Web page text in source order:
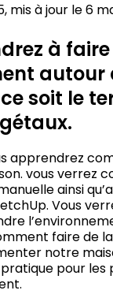
mis à jour le 6
à faire
autour
soit le
apprendrez
vous verrez
ainsi
Vous
faire de
notre
pour les